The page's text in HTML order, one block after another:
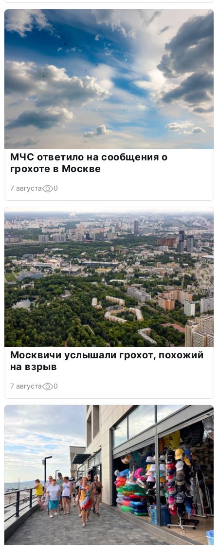
МЧС ответило на сообщения о
грохоте в Москве
7 августа 0
Москвичи услышали грохот, похожий
на взрыв
7 августа 0